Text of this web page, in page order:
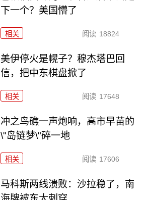
下一个？美国懵了
相关 阅读 18824
美伊停火是幌子？穆杰塔巴回
信，把中东棋盘掀了
相关 阅读 17648
冲之鸟礁一声炮响，高市早苗的
\"岛链梦\"碎一地
相关 阅读 17606
马科斯两线溃败：沙拉稳了，南